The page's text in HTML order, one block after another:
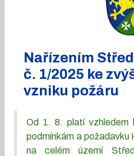
Nařízením
č. 1/2025 ke
vzniku požáru
Od 1. 8. platí vzhledem
podmínkám a
na celém území